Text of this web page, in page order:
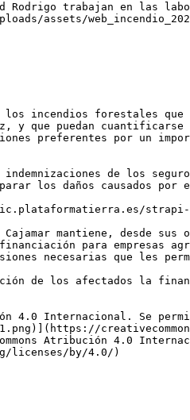
Rodrigo trabajan en las
assets/
incendios forestales
y que puedan
preferentes por un
de los
los daños causados
strapi-
Cajamar mantiene,
para empresas
necesarias que les
de los afectados la
4.0 Internacional. Se
Atribución 4.0
licenses/by/4.0/)